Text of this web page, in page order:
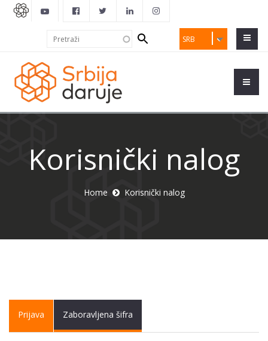
SRB
Search
form
Korisnički nalog
Home Korisnički nalog
Primary tabs
Prijava (activeZaboravljena šifra